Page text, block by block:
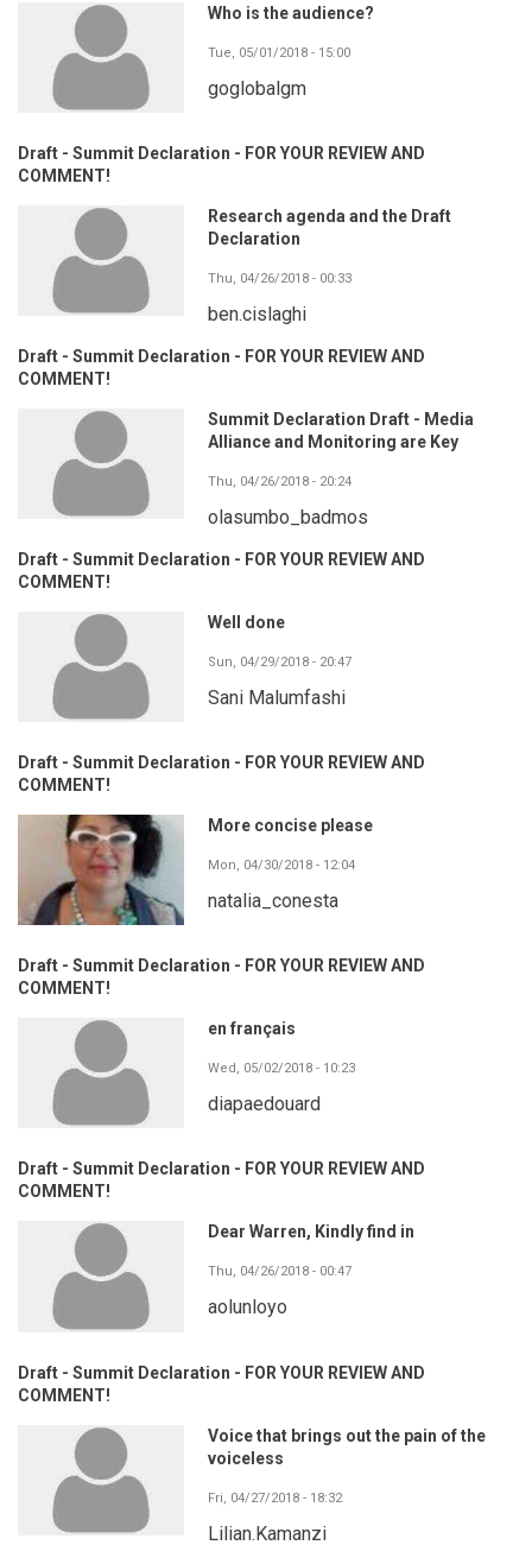
Who is the audience?
Tue, 05/01/2018 - 15:00
goglobalgm
Draft - Summit Declaration - FOR YOUR REVIEW AND
COMMENT!
Research agenda and the Draft
Declaration
Thu, 04/26/2018 - 00:33
ben.cislaghi
Draft - Summit Declaration - FOR YOUR REVIEW AND
COMMENT!
Summit Declaration Draft - Media
Alliance and Monitoring are Key
Thu, 04/26/2018 - 20:24
olasumbo_badmos
Draft - Summit Declaration - FOR YOUR REVIEW AND
COMMENT!
Well done
Sun, 04/29/2018 - 20:47
Sani Malumfashi
Draft - Summit Declaration - FOR YOUR REVIEW AND
COMMENT!
More concise please
Mon, 04/30/2018 - 12:04
natalia_conesta
Draft - Summit Declaration - FOR YOUR REVIEW AND
COMMENT!
en français
Wed, 05/02/2018 - 10:23
diapaedouard
Draft - Summit Declaration - FOR YOUR REVIEW AND
COMMENT!
Dear Warren, Kindly find in
Thu, 04/26/2018 - 00:47
aolunloyo
Draft - Summit Declaration - FOR YOUR REVIEW AND
COMMENT!
Voice that brings out the pain of the
voiceless
Fri, 04/27/2018 - 18:32
Lilian.Kamanzi